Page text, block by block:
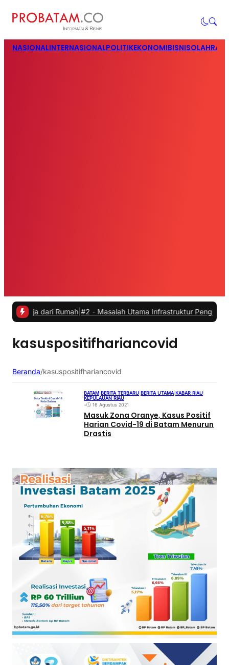
NASIONALINTERNASIONALPOLITIKEKONOMIBISNIS
dari Rumah|#2 -Masalah Utama Infrastruktur Pengisian Daya
kasuspositifhariancovid
Beranda/kasuspositifhariancovid
BATAM BERITA TERBARU BERITA UTAMA KABAR RIAU
KEPULAUAN RIAU
•
16 Agustus 2021
Masuk Zona Oranye, Kasus Positif
Harian Covid-19 di Batam Menurun
Drastis